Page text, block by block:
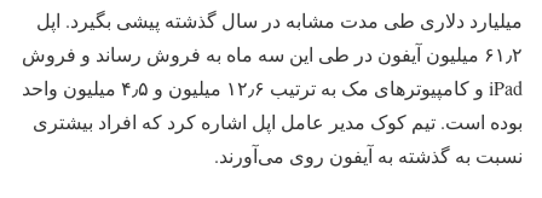
میلیارد دلاری طی مدت مشابه در سال گذشته پیشی بگیرد. اپل
۶۱٫۲ میلیون آیفون در طی این سه ماه به فروش رساند و فروش
iPad و کامپیوترهای مک به ترتیب ۱۲٫۶ میلیون و ۴٫۵ میلیون واحد
بوده است. تیم کوک مدیر عامل اپل اشاره کرد که افراد بیشتری
نسبت به گذشته به آیفون روی می‌آورند.